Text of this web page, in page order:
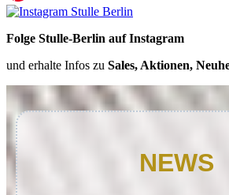
Folge Stulle-Berlin auf Instagram
und erhalte Infos zu Sales, Aktionen,
NEWS